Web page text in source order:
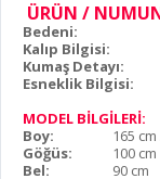
ÜRÜN /
Bedeni:
Kalıp Bilgisi:
Kumaş Detayı:
Esneklik Bilgisi:
MODEL BİLGİLERİ:
Boy:
165
Göğüs:
100 cm
Bel:
90 cm